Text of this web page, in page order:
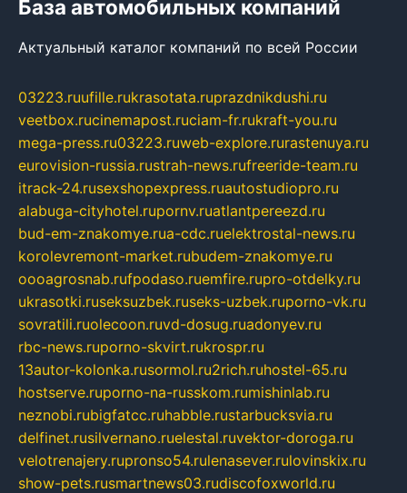
База автомобильных компаний
Актуальный каталог компаний по всей России
03223.ruufille.rukrasotata.ruprazdnikdushi.ru
veetbox.rucinemapost.ruciam-fr.rukraft-you.ru
mega-press.ru03223.ruweb-explore.rurastenuya.ru
eurovision-russia.rustrah-news.rufreeride-team.ru
itrack-24.rusexshopexpress.ruautostudiopro.ru
alabuga-cityhotel.rupornv.ruatlantpereezd.ru
bud-em-znakomye.rua-cdc.ruelektrostal-news.ru
korolevremont-market.rubudem-znakomye.ru
oooagrosnab.rufpodaso.ruemfire.rupro-otdelky.ru
ukrasotki.ruseksuzbek.ruseks-uzbek.ruporno-vk.ru
sovratili.ruolecoon.ruvd-dosug.ruadonyev.ru
rbc-news.ruporno-skvirt.rukrospr.ru
13autor-kolonka.rusormol.ru2rich.ruhostel-65.ru
hostserve.ruporno-na-russkom.rumishinlab.ru
neznobi.rubigfatcc.ruhabble.rustarbucksvia.ru
delfinet.rusilvernano.ruelestal.ruvektor-doroga.ru
velotrenajery.rupronso54.rulenasever.rulovinskix.ru
show-pets.rusmartnews03.rudiscofoxworld.ru